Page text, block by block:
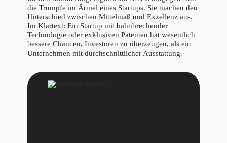
die Trümpfe im Ärmel eines Startups. Sie machen den
Unterschied zwischen Mittelmaß und Exzellenz aus.
Im Klartext: Ein Startup mit bahnbrechender
Technologie oder exklusiven Patenten hat wesentlich
bessere Chancen, Investoren zu überzeugen, als ein
Unternehmen mit durchschnittlicher Ausstattung.